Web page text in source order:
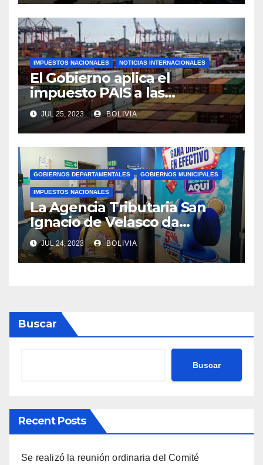
IMPUESTOS NACIONALES NOTICIAS INTERNACIONALES
El Gobierno aplica el
impuesto PAIS a las
importaciones de algunos
bienes y servicios
JUL 25, 2023 BOLIVIA
GOBIERNOS DEPARTAMENTALES GOBIERNOS MUNICIPALES
IMPUESTOS NACIONALES
La Agencia Tributaria San
Ignacio de Velasco da
asistencia tributaria a
municipios aledaño
JUL 24, 2023 BOLIVIA
Buscar
Buscar
Recent Posts
Se realizó la reunión ordinaria del Comité